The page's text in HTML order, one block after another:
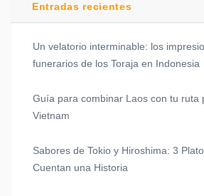
Entradas recientes
Un velatorio interminable: los
funerarios de los Toraja en Indonesia
Guía para combinar Laos con tu ruta
Vietnam
Sabores de Tokio y Hiroshima: 3
Cuentan una Historia